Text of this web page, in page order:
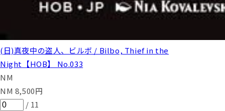
(日)真夜中の盗人、ビルボ / Bilbo, Thief in the
Night【HOB】 No.033
NM
NM 8,500円
/ 11